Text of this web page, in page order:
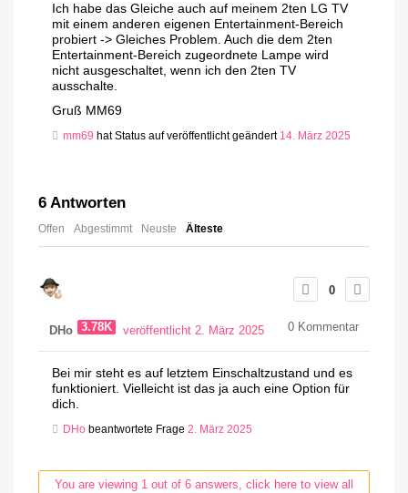
Ich habe das Gleiche auch auf meinem 2ten LG TV
mit einem anderen eigenen Entertainment-Bereich
probiert -> Gleiches Problem. Auch die dem 2ten
Entertainment-Bereich zugeordnete Lampe wird
nicht ausgeschaltet, wenn ich den 2ten TV
ausschalte.
Gruß MM69
mm69 hat Status auf veröffentlicht geändert 14. März 2025
6 Antworten
Offen Abgestimmt Neuste Älteste
0
DHo 3.78K veröffentlicht 2. März 2025 0 Kommentar
Bei mir steht es auf letztem Einschaltzustand und es
funktioniert. Vielleicht ist das ja auch eine Option für
dich.
DHo beantwortete Frage 2. März 2025
You are viewing 1 out of 6 answers, click here to view all